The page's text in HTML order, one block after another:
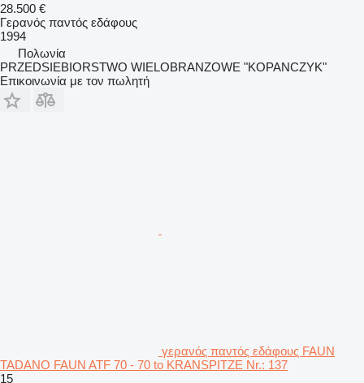
28.500 €
Γερανός παντός εδάφους
1994
Πολωνία
PRZEDSIEBIORSTWO WIELOBRANZOWE "KOPANCZYK"
Επικοινωνία με τον πωλητή
γερανός παντός εδάφους FAUN
TADANO FAUN ATF 70 - 70 to KRANSPITZE Nr.: 137
15